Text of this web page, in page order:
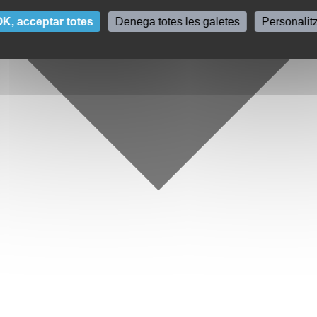
acceptar totes Denega totes les galetes